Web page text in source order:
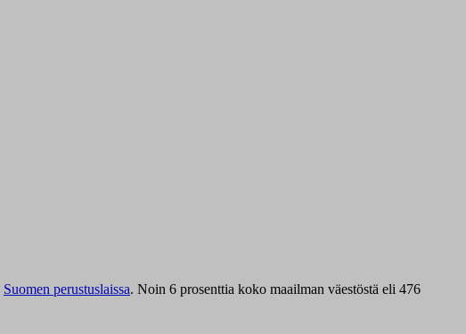
Suomen perustuslaissa. Noin 6 prosenttia koko maailman väestöstä eli 476